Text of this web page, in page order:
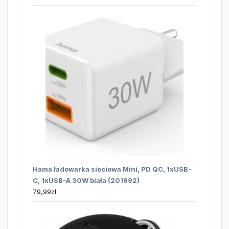
Hama ładowarka sieciowa Mini, PD QC, 1xUSB-
C, 1xUSB-A 30W biała (201992)
79,99zł